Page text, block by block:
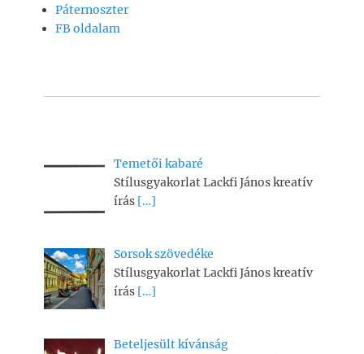
Páternoszter
FB oldalam
Temetői kabaré
Stílusgyakorlat Lackfi János kreatív
írás […]
Sorsok szövedéke
Stílusgyakorlat Lackfi János kreatív
írás […]
Beteljesült kívánság